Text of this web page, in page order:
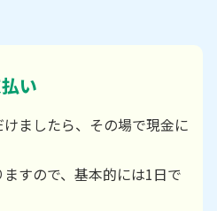
い
ましたら、その場で現金に
すので、基本的には1日で